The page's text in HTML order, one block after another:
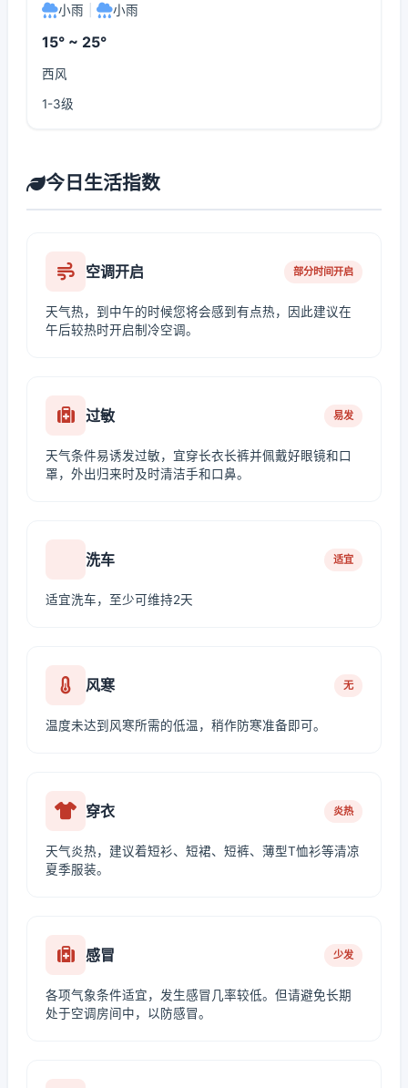
小雨 小雨
15° ~ 25°
西风
1-3级
今日生活指数
空调开启 部分时间开启
天气热，到中午的时候您将会感到有点热，因此建议在
午后较热时开启制冷空调。
过敏 易发
天气条件易诱发过敏，宜穿长衣长裤并佩戴好眼镜和口
罩，外出归来时及时清洁手和口鼻。
洗车 适宜
适宜洗车，至少可维持2天
风寒 无
温度未达到风寒所需的低温，稍作防寒准备即可。
穿衣 炎热
天气炎热，建议着短衫、短裙、短裤、薄型T恤衫等清凉
夏季服装。
感冒 少发
各项气象条件适宜，发生感冒几率较低。但请避免长期
处于空调房间中，以防感冒。